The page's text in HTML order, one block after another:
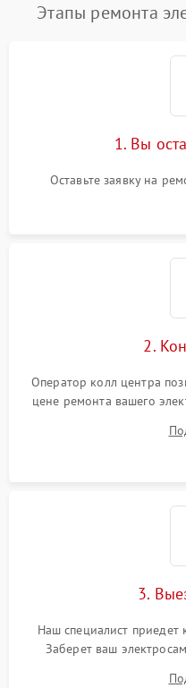
Этапы ремонта
1. Вы
Оставьте заявку на
2.
Оператор колл центра
цене ремонта вашего
3.
Наш специалист приедет
Заберет ваш